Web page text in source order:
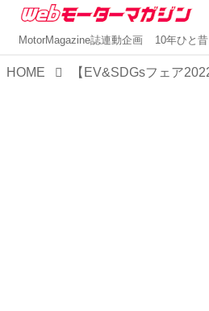
MotorMagazine誌連動企画 10年ひと昔
HOME